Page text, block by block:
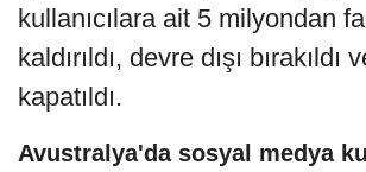
kullanıcılara ait 5 milyondan
kaldırıldı, devre dışı
kapatıldı.
Avustralya'da sosyal medya